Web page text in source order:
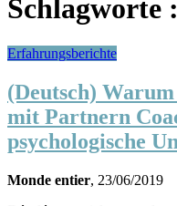
Schlagworte :
Erfahrungsberichte
(Deutsch) Warum
mit Partnern
psychologische
Monde entier, 23/06/2019